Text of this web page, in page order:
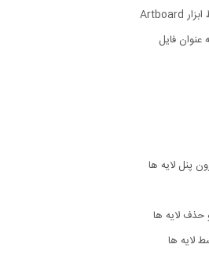
پنل لایه ها
لایه ها